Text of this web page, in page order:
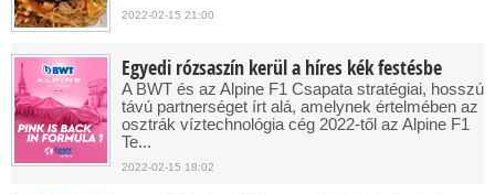
2022-02-15 21:00
Egyedi rózsaszín kerül a híres kék festésbe
A BWT és az Alpine F1 Csapata stratégiai, hosszú
távú partnerséget írt alá, amelynek értelmében az
osztrák víztechnológia cég 2022-től az Alpine F1
Te...
2022-02-15 18:02